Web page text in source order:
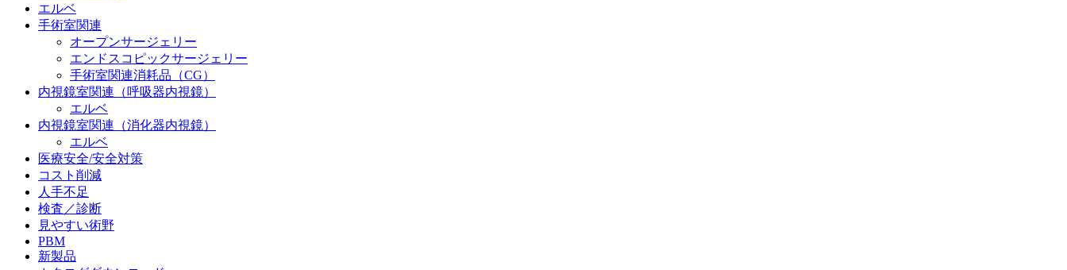
エルベ
手術室関連
オープンサージェリー
エンドスコピックサージェリー
手術室関連消耗品（CG）
内視鏡室関連（呼吸器内視鏡）
エルベ
内視鏡室関連（消化器内視鏡）
エルベ
医療安全/安全対策
コスト削減
人手不足
検査／診断
見やすい術野
PBM
新製品